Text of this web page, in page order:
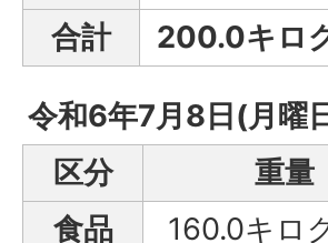
合計
200.0キロ
令和6年7月8日(月曜
区分
重量
食品
160.0キロ